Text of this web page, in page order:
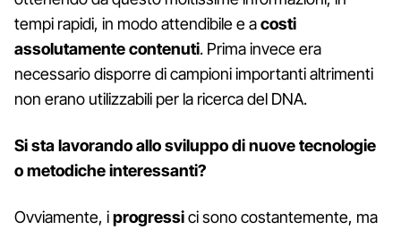
tempi rapidi, in modo attendibile e acosti
assolutamente contenuti. Prima invece era
necessario disporre di campioni importanti altrimenti
non erano utilizzabili per la ricerca del DNA.
Si sta lavorando allo sviluppo di nuove tecnologie
o metodiche interessanti?
Ovviamente, iprogressici sono costantemente, ma